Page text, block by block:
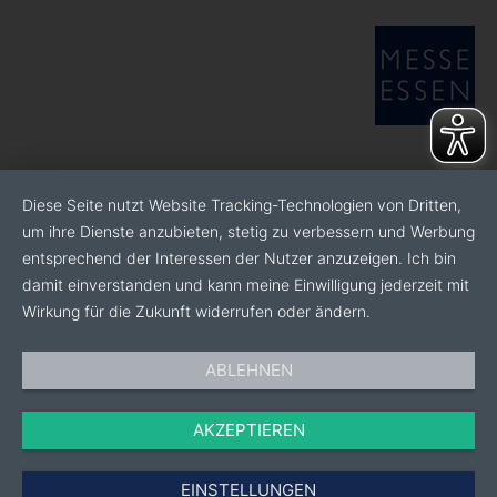
Mehr als 50 verschiedene Studiengänge dienen Ihrer
Vorbereitung auf eine Karriere als militärische
Führungskraft. Weitere 17 duale Studiengänge
ermöglichen Ihnen den Einstieg in den gehobenen
vergleichbare Ebene als Tarifbeschäftigte im zivilen
Bereich. Das Studium können Sie entweder an den
Universitäten der Bundeswehr in Hamburg und
München oder an einer zivilen Hochschule
absolvieren.
Machen Sie sich Ihr eigenes Bild von der Bundeswehr:
Beim Freiwilligen Wehrdienst können Sie sich 7 bis 23
Monate lang für Sicherheit und Frieden engagieren
Diese Seite nutzt Website Tracking-Technologien von Dritten,
um ihre Dienste anzubieten, stetig zu verbessern und Werbung
entsprechend der Interessen der Nutzer anzuzeigen. Ich bin
damit einverstanden und kann meine Einwilligung jederzeit mit
Wirkung für die Zukunft widerrufen oder ändern.
ABLEHNEN
AKZEPTIEREN
EINSTELLUNGEN